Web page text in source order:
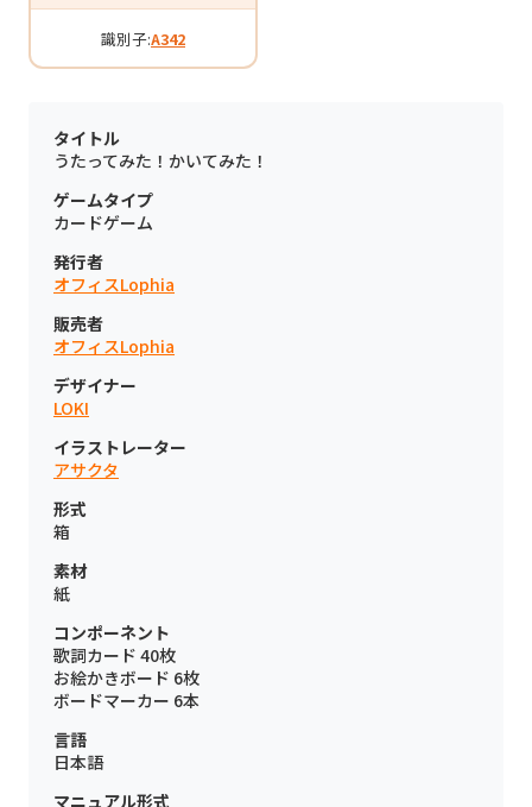
識別子:A342
タイトル
うたってみた！かいてみた！
ゲームタイプ
カードゲーム
発行者
オフィスLophia
販売者
オフィスLophia
デザイナー
LOKI
イラストレーター
アサクタ
形式
箱
素材
紙
コンポーネント
歌詞カード 40枚
お絵かきボード 6枚
ボードマーカー 6本
言語
日本語
マニュアル形式